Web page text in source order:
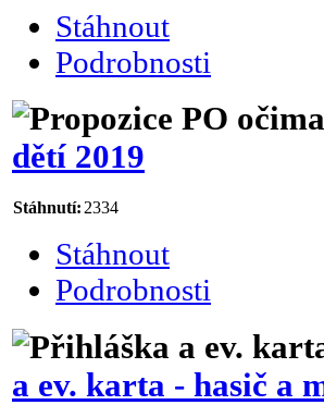
Stáhnout
Podrobnosti
dětí 2019
Stáhnutí: 2334
Stáhnout
Podrobnosti
a ev. karta - hasič a